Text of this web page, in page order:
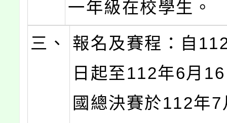
一年級在校學生。
三、
報名及賽程：自
日起至112年6月
國總決賽於112年